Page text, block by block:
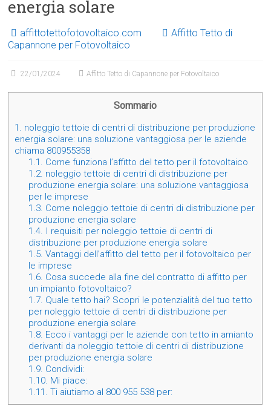
energia solare
affittotettofotovoltaico.com
Affitto Tetto di
Capannone per Fotovoltaico
22/01/2024 Affitto Tetto di Capannone per Fotovoltaico
Sommario
1. noleggio tettoie di centri di distribuzione per produzione
energia solare: una soluzione vantaggiosa per le aziende
chiama 800955358
1.1. Come funziona l’affitto del tetto per il fotovoltaico
1.2. noleggio tettoie di centri di distribuzione per
produzione energia solare: una soluzione vantaggiosa
per le imprese
1.3. Come noleggio tettoie di centri di distribuzione per
produzione energia solare
1.4. I requisiti per noleggio tettoie di centri di
distribuzione per produzione energia solare
1.5. Vantaggi dell’affitto del tetto per il fotovoltaico per
le imprese
1.6. Cosa succede alla fine del contratto di affitto per
un impianto fotovoltaico?
1.7. Quale tetto hai? Scopri le potenzialità del tuo tetto
per noleggio tettoie di centri di distribuzione per
produzione energia solare
1.8. Ecco i vantaggi per le aziende con tetto in amianto
derivanti da noleggio tettoie di centri di distribuzione
per produzione energia solare
1.9. Condividi:
1.10. Mi piace:
1.11. Ti aiutiamo al 800 955 538 per: